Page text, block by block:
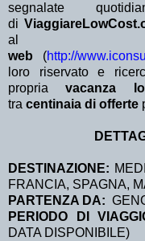
segnalate
di
web (http://
loro riservato e
propriavacanza
tra centinaia di offerte
DESTINAZIONE:
FRANCIA, SPAGNA,
PARTENZA DA:
PERIODO DI
DATA DISPONIBILE)